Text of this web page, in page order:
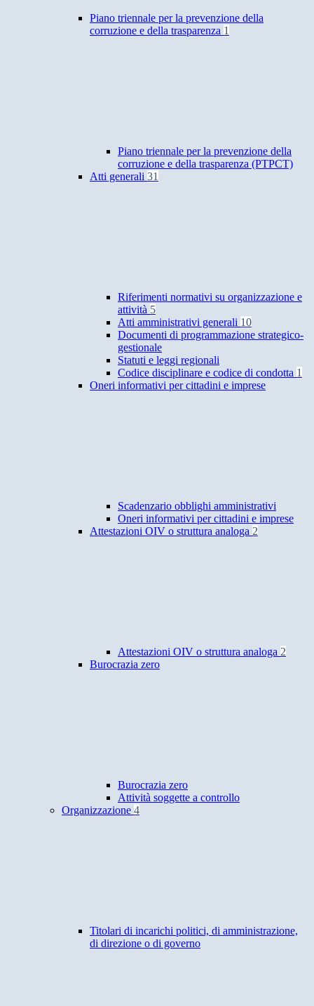
Piano triennale per la prevenzione della
corruzione e della trasparenza 1
Piano triennale per la prevenzione della
corruzione e della trasparenza (PTPCT)
Atti generali 31
Riferimenti normativi su organizzazione e
attività 5
Atti amministrativi generali 10
Documenti di programmazione strategico-
gestionale
Statuti e leggi regionali
Codice disciplinare e codice di condotta 1
Oneri informativi per cittadini e imprese
Scadenzario obblighi amministrativi
Oneri informativi per cittadini e imprese
Attestazioni OIV o struttura analoga 2
Attestazioni OIV o struttura analoga 2
Burocrazia zero
Burocrazia zero
Attività soggette a controllo
Organizzazione 4
Titolari di incarichi politici, di amministrazione,
di direzione o di governo